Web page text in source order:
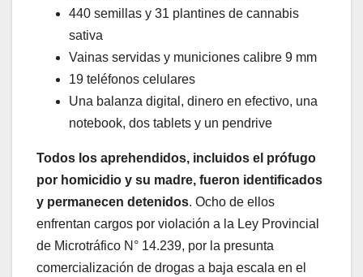
440 semillas y 31 plantines de cannabis
sativa
Vainas servidas y municiones calibre 9 mm
19 teléfonos celulares
Una balanza digital, dinero en efectivo, una
notebook, dos tablets y un pendrive
Todos los aprehendidos, incluidos el prófugo
por homicidio y su madre, fueron identificados
y permanecen detenidos. Ocho de ellos
enfrentan cargos por violación a la Ley Provincial
de Microtráfico N° 14.239, por la presunta
comercialización de drogas a baja escala en el